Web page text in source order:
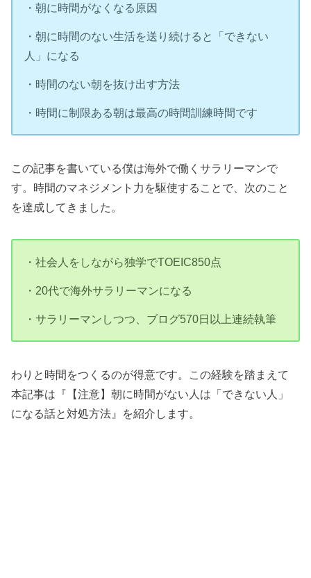
・朝に時間がなくなる原因
・朝に時間のない生活を送り続けると「できない
人」になる
・時間のない朝を抜け出す方法
・時間に制限ある朝は最高の時間訓練時間です
この記事を書いている僕は海外で働くサラリーマンで
す。時間のマネジメント力を駆使することで、次のこと
を達成してきました。
・社会人をしながら独学でTOEIC850点
・20代で海外サラリーマンになる
・サラリーマンしつつ、ブログ570日以上連続執筆
わりと時間をつくるのが得意です。この経験を踏まえて
本記事は『【注意】朝に時間がない人は「できない人」
になる話と対処方法』を紹介します。